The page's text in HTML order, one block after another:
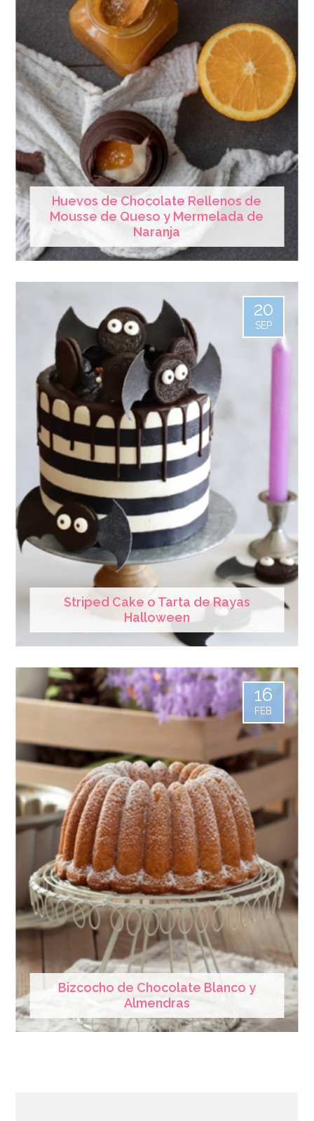
Huevos de Chocolate Rellenos de
Mousse de Queso y Mermelada de
Naranja
Striped Cake o Tarta de Rayas
Halloween
20
SEP
Bizcocho de Chocolate Blanco y
Almendras
16
FEB